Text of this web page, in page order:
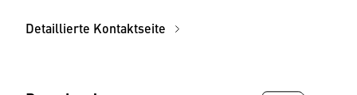
Detaillierte Kontaktseite